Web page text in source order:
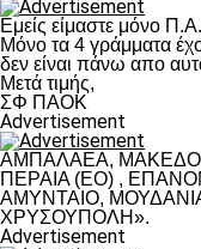
Εμείς είμαστε μόνο
Μόνο τα 4 γράμματα
δεν είναι πάνω απο
Μετά τιμής,
ΣΦ ΠΑΟΚ
Advertisement
ΑΜΠΑΛΑΕΑ,
ΠΕΡΑΙΑ (ΕΟ) ,
ΑΜΥΝΤΑΙΟ,
ΧΡΥΣΟΥΠΟΛΗ».
Advertisement